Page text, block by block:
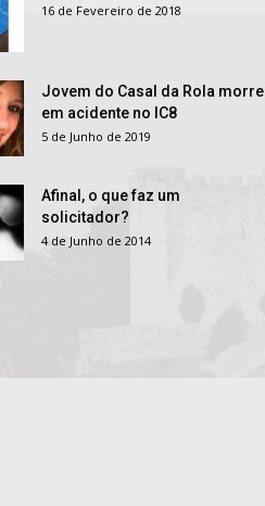
16 de Fevereiro de 2018
Jovem do Casal da Rola morre
em acidente no IC8
5 de Junho de 2019
Afinal, o que faz um
solicitador?
4 de Junho de 2014